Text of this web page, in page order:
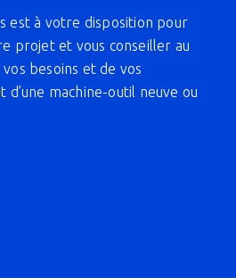
est à votre disposition pour
projet et vous conseiller au
besoins et de vos
d’une machine-outil neuve ou